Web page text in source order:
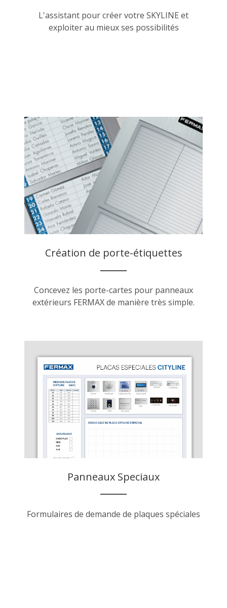
L'assistant pour créer votre SKYLINE et
exploiter au mieux ses possibilités
Création de porte-étiquettes
Concevez les porte-cartes pour panneaux
extérieurs FERMAX de manière très simple.
Panneaux Speciaux
Formulaires de demande de plaques spéciales